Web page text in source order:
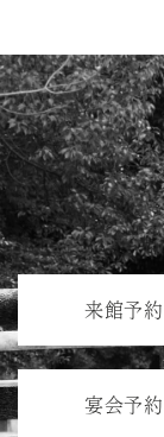
来館予約
宴会予約